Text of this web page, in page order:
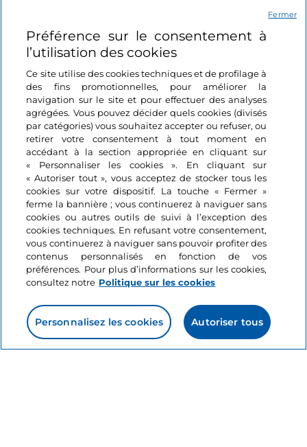
Musique
J’aime
Riccione Music City 2026 :
grands concerts live sur la
Piazzale Roma
Émilie-Romagne, Riccione
Frida Kahlo. Le regard
comme identité ».
Émilie-Romagne, Bologne
Informations sur le site
Préférence sur le consentement à
l’utilisation des cookies
Ce site utilise des cookies techniques et de profilage à
des fins promotionnelles, pour améliorer la
navigation sur le site et pour effectuer des analyses
agrégées. Vous pouvez décider quels cookies (divisés
par catégories) vous souhaitez accepter ou refuser, ou
retirer votre consentement à tout moment en
accédant à la section appropriée en cliquant sur
« Personnaliser les cookies ». En cliquant sur
« Autoriser tout », vous acceptez de stocker tous les
cookies sur votre dispositif. La touche « Fermer »
ferme la bannière ; vous continuerez à naviguer sans
cookies ou autres outils de suivi à l’exception des
cookies techniques. En refusant votre consentement,
vous continuerez à naviguer sans pouvoir profiter des
contenus personnalisés en fonction de vos
préférences. Pour plus d’informations sur les cookies,
consultez notre Politique sur les cookies
Personnalisez les cookies Autoriser tous
Fermer